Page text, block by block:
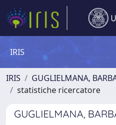
IRIS
IRIS
GUGLIELMANA,
statistiche ricercatore
GUGLIELMANA,